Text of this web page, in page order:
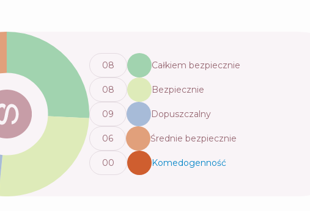
08 Całkiem bezpiecznie
08 Bezpiecznie
09 Dopuszczalny
06 Średnie bezpiecznie
00 Komedogenność